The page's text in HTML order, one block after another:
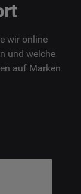
wir online
und welche
auf Marken